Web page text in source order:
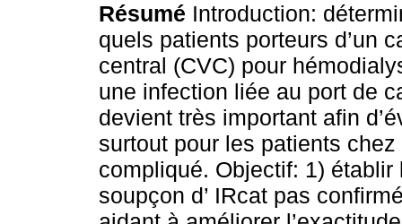
Résumé Introduction:
quels patients porteurs d’un
central (CVC) pour
une infection liée au port de
devient très important afin
surtout pour les patients
compliqué. Objectif: 1)
soupçon d’ IRcat pas